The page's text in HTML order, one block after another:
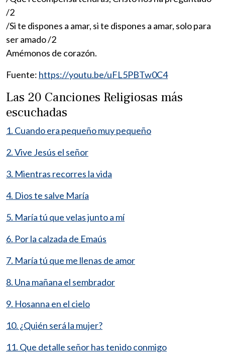
/2
/Si te dispones a amar, si te dispones a amar, solo para
ser amado /2
Amémonos de corazón.
Fuente: https://youtu.be/uFL5PBTw0C4
Las 20 Canciones Religiosas más
escuchadas
1. Cuando era pequeño muy pequeño
2. Vive Jesús el señor
3. Mientras recorres la vida
4. Dios te salve María
5. María tú que velas junto a mí
6. Por la calzada de Emaús
7. María tú que me llenas de amor
8. Una mañana el sembrador
9. Hosanna en el cielo
10. ¿Quién será la mujer?
11. Que detalle señor has tenido conmigo